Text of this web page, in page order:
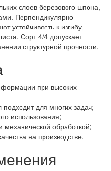
слоев березового шпона,
Перпендикулярно
устойчивость к изгибу,
Сорт 4/4 допускает
структурной прочности.
при высоких
для многих задач;
использования;
механической обработкой;
на производстве.